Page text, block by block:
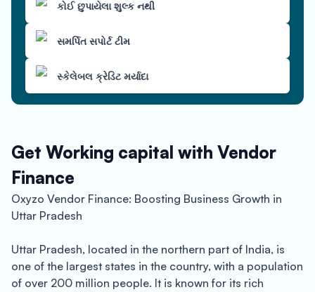
કોઈ છુપાયેલા શુલ્ક નથી
સમર્પિત સપોર્ટ ટીમ
સ્કેલેબલ ક્રેડિટ મર્યાદા
Get Working capital with Vendor
Finance
Oxyzo Vendor Finance: Boosting Business Growth in
Uttar Pradesh
Uttar Pradesh, located in the northern part of India, is
one of the largest states in the country, with a population
of over 200 million people. It is known for its rich